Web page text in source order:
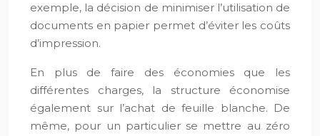
exemple, la décision de minimiser l’utilisation de
documents en papier permet d’éviter les coûts
d’impression.
En plus de faire des économies que les
différentes charges, la structure économise
également sur l’achat de feuille blanche. De
même, pour un particulier se mettre au zéro